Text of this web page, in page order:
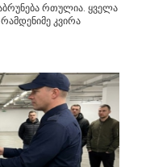
რთულია. ყველა
კვირა